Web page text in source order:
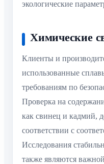
экологические
Химические
Клиенты и
использованные
требованиям по
Проверка на
как свинец и кадмий,
соответствии с
Исследования
также являются